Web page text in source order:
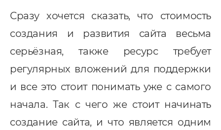
Сразу хочется сказать, что стоимость
создания и развития сайта весьма
серьёзная, также ресурс требует
регулярных вложений для поддержки
и все это стоит понимать уже с самого
начала. Так с чего же стоит начинать
создание сайта, и что является одним